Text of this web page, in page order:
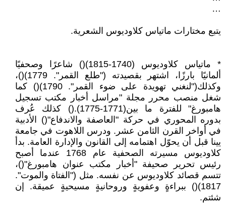
…
يتبع مختارات ماتياس كلاوديوس الشعرية.
* ماتياس كلاوديوس (1740-1815)() شاعرًا وصحفيًا
ألمانيًا بارزًا، اشتهر بقصيدته ("طلع القمر". 1779)()،
وكذلك("لنغني تهويدة على ضوء القمر". 1790)() كما
شغل منصب محرر مجلة "مراسل أخبار مكتب تسجيل
هامبورغ" للفترة ما بين(1771-1775).() كذلك عُرف
بدوره المحوري في حركة "العاصفة والاندفاع"() الأدبية
في أواخر القرن الثامن عشر. ودرس اللاهوت في جامعة
يينا قبل أن يحوّل اهتمامه إلى القانون والإدارة العامة. بدأ
كلاوديوس مسيرته الصحفية عام 1768 عندما أصبح
رئيس تحرير صحيفة "أخبار مكتب عنوان هامبورغ"()،
تتسم قصائد كلاوديوس عن نفسه. مثل ("الفتاة والموت".
1817)() ببراءةٍ وعفويةٍ وروحانيةٍ مسيحيةٍ عميقة. إن
شئتم.